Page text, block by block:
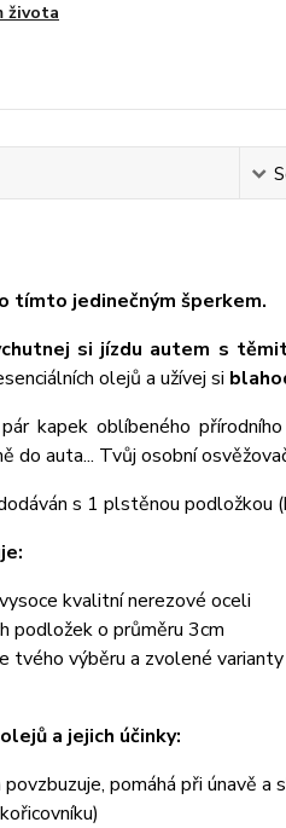
života
tímto jedinečným šperkem.
si jízdu autem s
olejů a užívej si
kapek oblíbeného
auta... Tvůj osobní
s 1 plstěnou podložkou
kvalitní nerezové oceli
podložek o průměru 3cm
tvého výběru a zvolené varianty
a jejich účinky:
pomáhá při únavě